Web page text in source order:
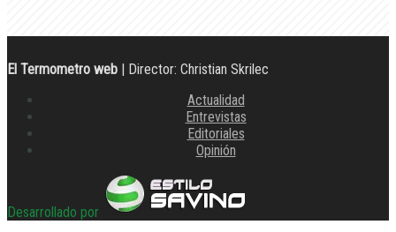
El Termometro web | Director: Christian Skrilec
Actualidad
Entrevistas
Editoriales
Opinión
Desarrollado por